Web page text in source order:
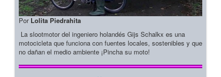
Por Lolita Piedrahita
La slootmotor del ingeniero holandés Gijs Schalkx es una
motocicleta que funciona con fuentes locales, sostenibles y que
no dañan el medio ambiente ¡Pincha su moto!